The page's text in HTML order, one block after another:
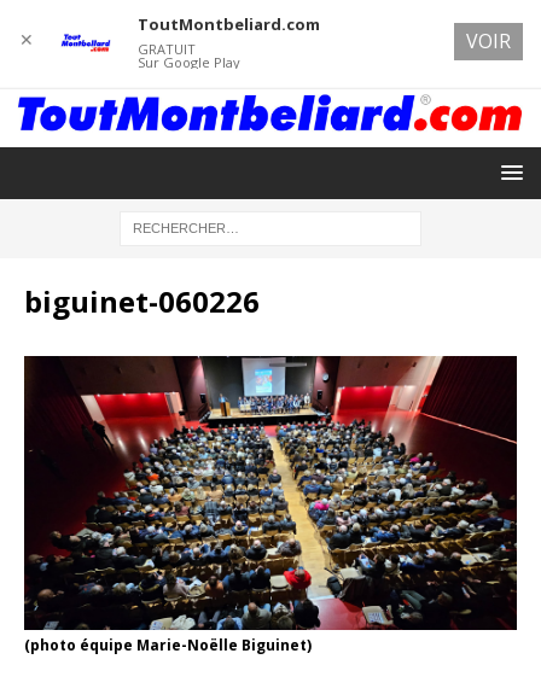
biguinet-060226
(photo équipe Marie-Noëlle Biguinet)
✕
ToutMontbeliard.com
GRATUIT
Sur Google Play
VOIR